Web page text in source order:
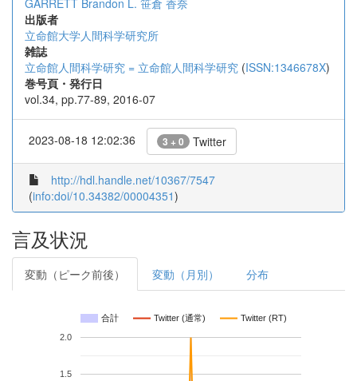
GARRETT Brandon L. 笹倉 香奈
出版者
立命館大学人間科学研究所
雑誌
立命館人間科学研究 = 立命館人間科学研究 (ISSN:1346678X)
巻号頁・発行日
vol.34, pp.77-89, 2016-07
2023-08-18 12:02:36 3 + 0 Twitter
http://hdl.handle.net/10367/7547
(info:doi/10.34382/00004351)
言及状況
変動（ピーク前後） 変動（月別） 分布
合計 Twitter (通常) Twitter (RT)
1.5
2.0